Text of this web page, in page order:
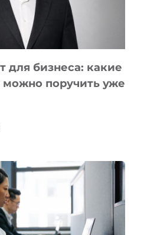
для бизнеса: какие
можно поручить уже